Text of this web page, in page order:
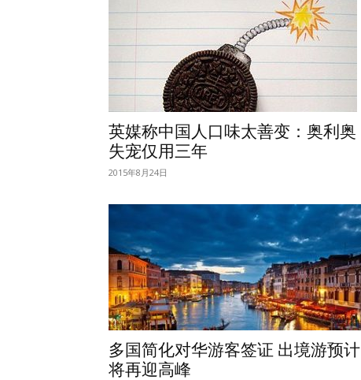
英媒称中国人口味太善变：奥利奥
失宠仅用三年
2015年8月24日
多国简化对华游客签证 出境游预计
将再迎高峰